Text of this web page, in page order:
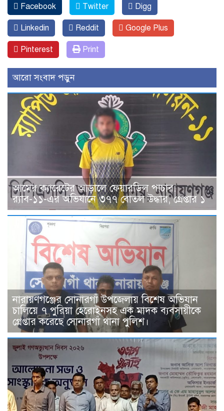
Facebook Twitter Digg
Linkedin Reddit Google Plus
Pinterest Print
আরো সংবাদ পড়ুন
আমের ক্যারেটের আড়ালে ফেয়ারডিল পাচার:
র‍্যাব-১১-এর অভিযানে ৩৭৭ বোতল উদ্ধার, গ্রেপ্তার ১
নারায়ণগঞ্জের সোনারগাঁ উপজেলায় বিশেষ অভিযান
চালিয়ে ৭ পুরিয়া হেরোইনসহ এক মাদক ব্যবসায়ীকে
গ্রেপ্তার করেছে সোনারগাঁ থানা পুলিশ।